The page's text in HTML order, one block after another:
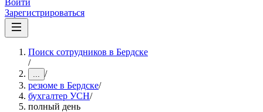
Войти
Зарегистрироваться
Поиск сотрудников в Бердске
/
... /
резюме в Бердске/
бухгалтер УСН/
полный день